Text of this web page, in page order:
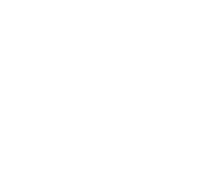
ist für die Ausbildung in der
zwingend erforderlich.
sollte unmittelbar nach
beantragt
Fahrlehrerschein dürfen
oder Fahrschüler